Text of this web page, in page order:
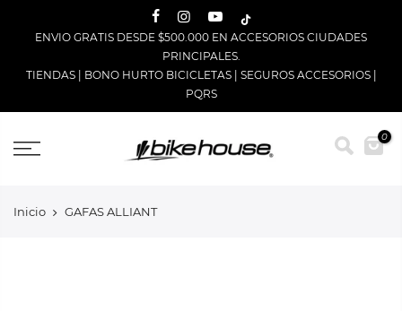
ENVIO GRATIS DESDE $500.000 EN ACCESORIOS CIUDADES
PRINCIPALES.
TIENDAS| BONO HURTO BICICLETAS SEGUROS ACCESORIOS
PQRS
0
Inicio GAFAS ALLIANT